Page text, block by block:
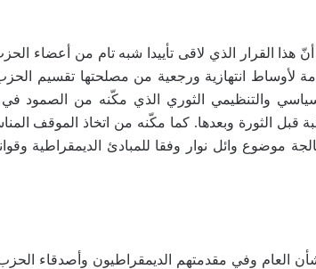
أنّ هذا القرار الذي لاقى تأييدا شبه تام من أعضاء
لأوساط انتهازية ورجعية من مصلحتها تقسيم
والتنظيمي الثوري الذي مكّنه من الصمود
موضوع وائل نوار وفقا للمبادئ الديمقراطية
العام وفي مقدمتهم الديمقراطيون وأصدقاء